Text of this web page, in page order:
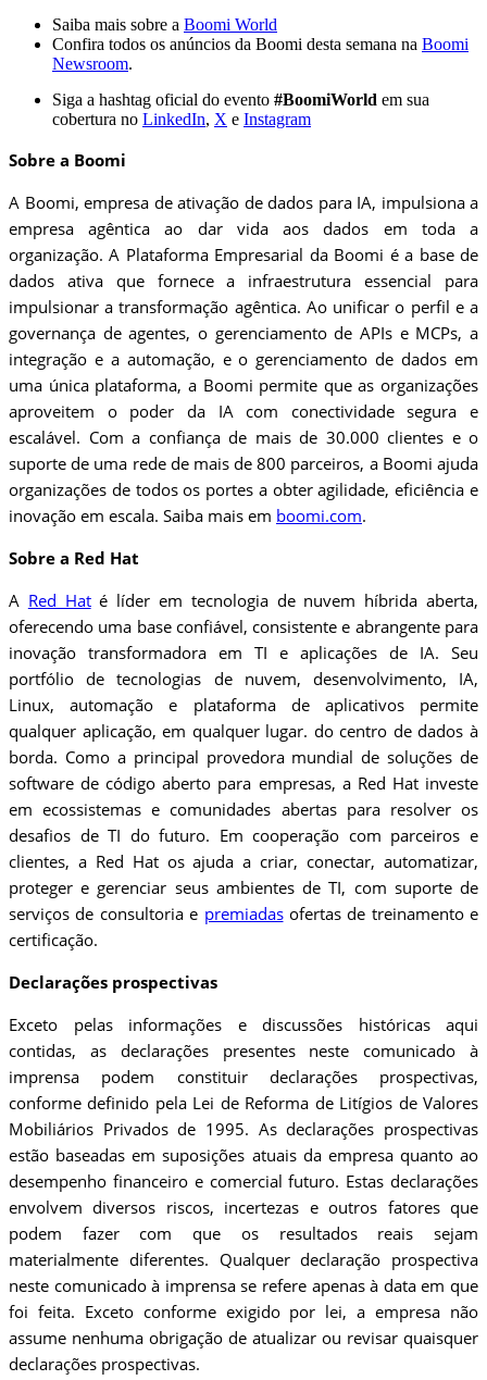
Saiba mais sobre a Boomi World
Confira todos os anúncios da Boomi desta semana na Boomi
Newsroom.
Siga a hashtag oficial do evento #BoomiWorld em sua
cobertura no LinkedIn, X e Instagram
Sobre a Boomi
A Boomi, empresa de ativação de dados para IA, impulsiona a
empresa agêntica ao dar vida aos dados em toda a
organização. A Plataforma Empresarial da Boomi é a base de
dados ativa que fornece a infraestrutura essencial para
impulsionar a transformação agêntica. Ao unificar o perfil e a
governança de agentes, o gerenciamento de APIs e MCPs, a
integração e a automação, e o gerenciamento de dados em
uma única plataforma, a Boomi permite que as organizações
aproveitem o poder da IA ​​com conectividade segura e
escalável. Com a confiança de mais de 30.000 clientes e o
suporte de uma rede de mais de 800 parceiros, a Boomi ajuda
organizações de todos os portes a obter agilidade, eficiência e
inovação em escala. Saiba mais em boomi.com.
Sobre a Red Hat
A Red Haté líder em tecnologia de nuvem híbrida aberta,
oferecendo uma base confiável, consistente e abrangente para
inovação transformadora em TI e aplicações de IA. Seu
portfólio de tecnologias de nuvem, desenvolvimento, IA,
Linux, automação e plataforma de aplicativos permite
qualquer aplicação, em qualquer lugar. do centro de dados à
borda. Como a principal provedora mundial de soluções de
software de código aberto para empresas, a Red Hat investe
em ecossistemas e comunidades abertas para resolver os
desafios de TI do futuro. Em cooperação com parceiros e
clientes, a Red Hat os ajuda a criar, conectar, automatizar,
proteger e gerenciar seus ambientes de TI, com suporte de
serviços de consultoria e premiadasofertas de treinamento e
certificação.
Declarações prospectivas
Exceto pelas informações e discussões históricas aqui
contidas, as declarações presentes neste comunicado à
imprensa podem constituir declarações prospectivas,
conforme definido pela Lei de Reforma de Litígios de Valores
Mobiliários Privados de 1995. As declarações prospectivas
estão baseadas em suposições atuais da empresa quanto ao
desempenho financeiro e comercial futuro. Estas declarações
envolvem diversos riscos, incertezas e outros fatores que
podem fazer com que os resultados reais sejam
materialmente diferentes. Qualquer declaração prospectiva
neste comunicado à imprensa se refere apenas à data em que
foi feita. Exceto conforme exigido por lei, a empresa não
assume nenhuma obrigação de atualizar ou revisar quaisquer
declarações prospectivas.